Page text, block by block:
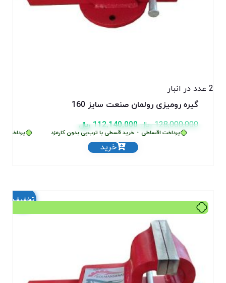
2 عدد در انبار
گیره رومیزی رولمان صنعت سایز 160
128,000,000 ﷼112,140,000 ﷼
پرداخت اقساطی خرید قسطی با ترب‌پی بدون کارمزد پرداخت
خرید
تخفیف!